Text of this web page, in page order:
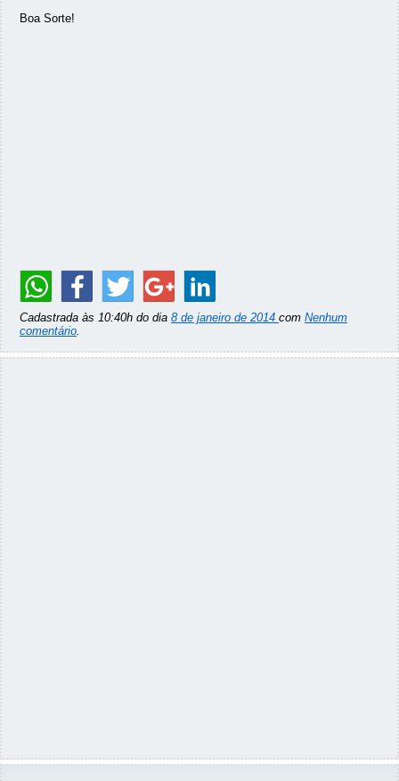
Boa Sorte!
Cadastrada às 10:40h do dia 8 de janeiro de 2014 com Nenhum
comentário.